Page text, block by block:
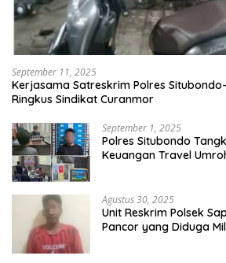
September 11, 2025
Kerjasama Satreskrim Polres
Ringkus Sindikat Curanmor
September 1, 2025
Polres Situbondo
Keuangan Travel
Agustus 30, 2025
Unit Reskrim Polsek
Pancor yang Diduga